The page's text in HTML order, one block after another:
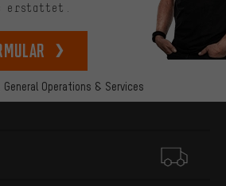
General Operations & Services
erstattet.